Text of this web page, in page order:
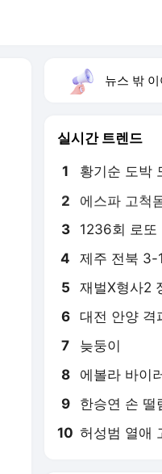
뉴스 밖 이
실시간 트렌드
1 황기순 도박
2 에스파 고척
3 1236회 로또
4 제주 전북 3-1
5 재벌X형사2
6 대전 안양 격
7 늦둥이
8 에볼라 바이
9 한승연 손 떨
10 허성범 열애